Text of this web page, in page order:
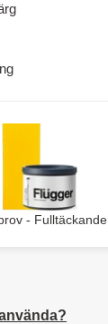
- Fulltäckande